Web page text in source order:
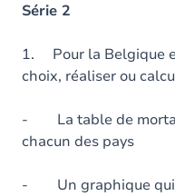
Série 2
1. Pour la Belgique
choix, réaliser ou
- La table de
chacun des pays
- Un graphique qui